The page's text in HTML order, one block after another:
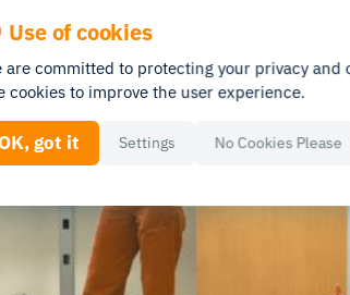
Use of cookies
are committed to protecting your privacy and
cookies to improve the user experience.
got it Settings No Cookies Please